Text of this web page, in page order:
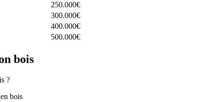
250.000€
300.000€
400.000€
500.000€
bois
?
bois